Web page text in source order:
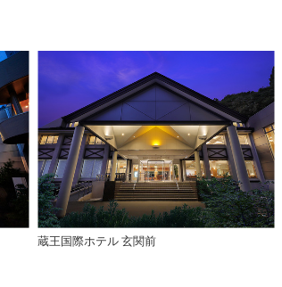
蔵王国際ホテル 玄関前